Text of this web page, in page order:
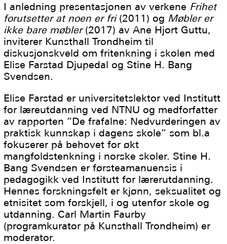
I anledning presentasjonen av verkene Frihet
forutsetter at noen er fri(2011) og Møbler er
ikke bare møbler(2017) av Ane Hjort Guttu,
inviterer Kunsthall Trondheim til
diskusjonskveld om fritenkning i skolen med
Elise Farstad Djupedal og Stine H. Bang
Svendsen.
Elise Farstad er universitetslektor ved Institutt
for læreutdanning ved NTNU og medforfatter
av rapporten ”De frafalne: Nedvurderingen av
praktisk kunnskap i dagens skole” som bl.a
fokuserer på behovet for økt
mangfoldstenkning i norske skoler. Stine H.
Bang Svendsen er førsteamanuensis i
pedagogikk ved Institutt for lærerutdanning.
Hennes forskningsfelt er kjønn, seksualitet og
etnisitet som forskjell, i og utenfor skole og
utdanning. Carl Martin Faurby
(programkurator på Kunsthall Trondheim) er
moderator.